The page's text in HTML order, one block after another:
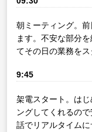
朝ミーティング。
ます。不安な部分
てその日の業務をス
9:45
架電スタート。は
ングしてくれるの
話でリアルタイムに